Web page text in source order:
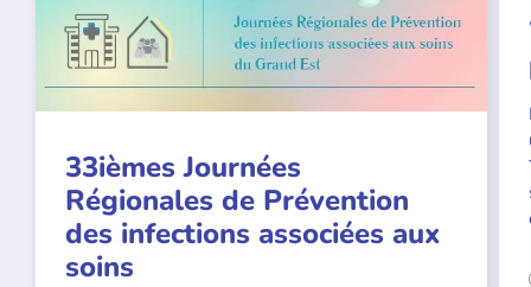
33ièmes Journées
Régionales de Prévention
des infections associées aux
soins